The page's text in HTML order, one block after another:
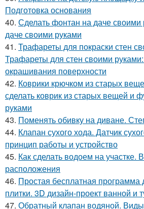
Подготовка основания
40. Сделать фонтан на даче
даче своими руками
41. Трафареты для покраски стен
Трафареты для стен своими
окрашивания поверхности
42. Коврики крючком из старых
сделать коврик из старых вещей и
руками
43. Поменять обивку на диване.
44. Клапан сухого хода. Датчик
принцип работы и устройство
45. Как сделать водоем на участке.
расположения
46. Простая бесплатная программа
плитки. 3D дизайн-проект ванной и
47. Обратный клапан водяной.